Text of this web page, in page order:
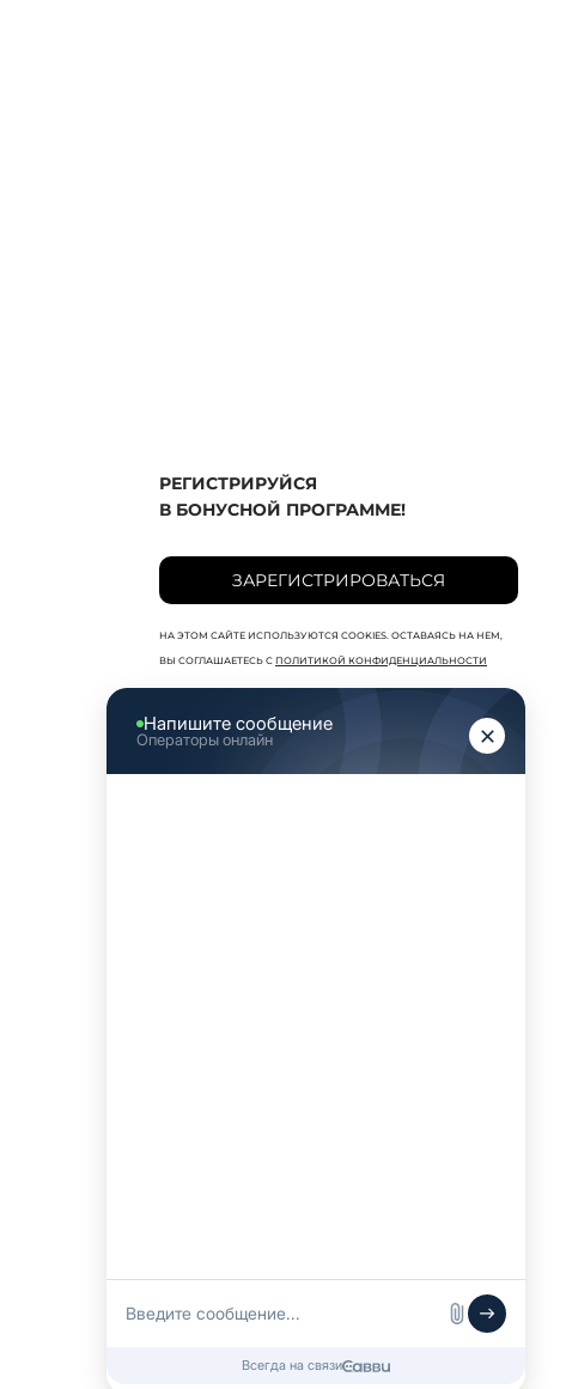
РЕГИСТРИРУЙСЯ
В БОНУСНОЙ ПРОГРАММЕ!
ЗАРЕГИСТРИРОВАТЬСЯ
НА ЭТОМ САЙТЕ ИСПОЛЬЗУЮТСЯ COOKIES. ОСТАВАЯСЬ НА НЕМ,
ВЫ СОГЛАШАЕТЕСЬ С ПОЛИТИКОЙ КОНФИДЕНЦИАЛЬНОСТИ